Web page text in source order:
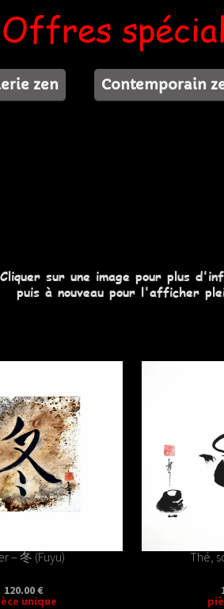
zen Contemporain
Offres
Cliquer sur une image pour plus
puis à nouveau pour l'afficher
– 冬 (Fuyu)
120.00 €
unique
Thé,